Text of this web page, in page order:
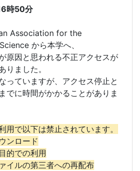
時50分
Association for the
から本学へ、
原因と思われる不正アクセスが
りました。
っていますが、アクセス停止と
でに時間がかかることがありま
用で以下は禁止されています。
ンロード
的での利用
イルの第三者への再配布